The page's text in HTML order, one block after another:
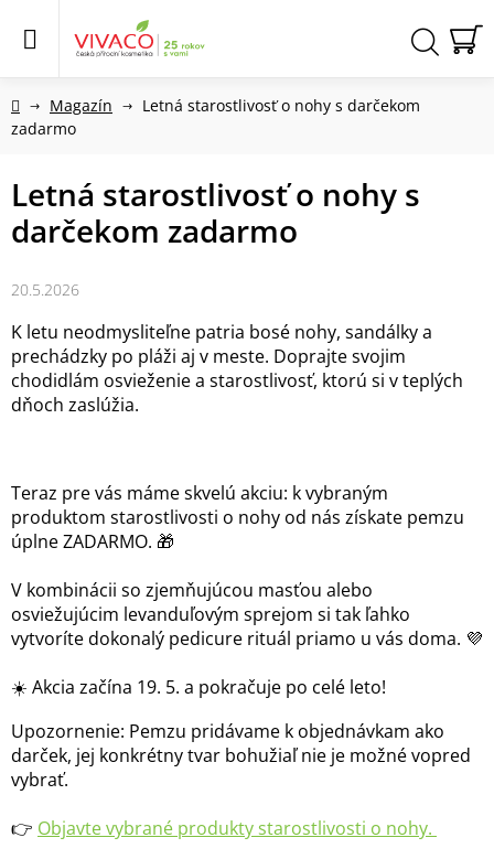
DomovMagazín
Letná starostlivosť o nohy s darčekom
zadarmo
Letná starostlivosť o nohy s
darčekom zadarmo
20.5.2026
K letu neodmysliteľne patria bosé nohy, sandálky a
prechádzky po pláži aj v meste. Doprajte svojim
chodidlám osvieženie a starostlivosť, ktorú si v teplých
dňoch zaslúžia.
Teraz pre vás máme skvelú akciu: k vybraným
produktom starostlivosti o nohy od nás získate pemzu
úplne ZADARMO. 🎁
V kombinácii so zjemňujúcou masťou alebo
osviežujúcim levanduľovým sprejom si tak ľahko
vytvoríte dokonalý pedicure rituál priamo u vás doma. 💜
☀️ Akcia začína 19. 5. a pokračuje po celé leto!
Upozornenie: Pemzu pridávame k objednávkam ako
darček, jej konkrétny tvar bohužiaľ nie je možné vopred
vybrať.
👉 Objavte vybrané produkty starostlivosti o nohy.